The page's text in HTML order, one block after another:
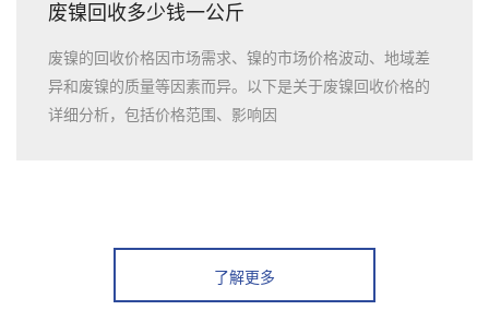
废镍回收多少钱一公斤
废镍的回收价格因市场需求、镍的市场价格波动、地域差
异和废镍的质量等因素而异。以下是关于废镍回收价格的
详细分析，包括价格范围、影响因
了解更多